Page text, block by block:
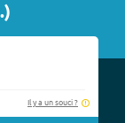
)
Il y a un souci ?